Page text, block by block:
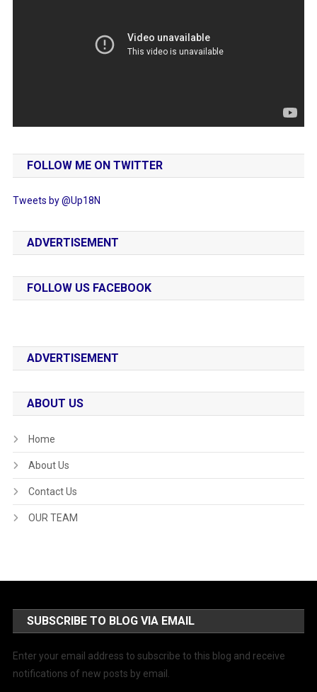
FOLLOW ME ON TWITTER
Tweets by @Up18N
ADVERTISEMENT
FOLLOW US FACEBOOK
ADVERTISEMENT
ABOUT US
Home
About Us
Contact Us
OUR TEAM
SUBSCRIBE TO BLOG VIA EMAIL
Enter your email address to subscribe to this blog and receive
notifications of new posts by email.